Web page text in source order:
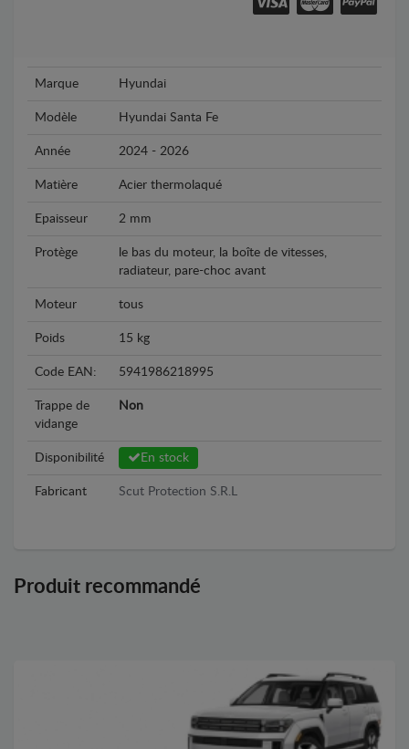
Marque Hyundai
Modèle Hyundai Santa Fe
Année 2024 - 2026
Matière Acier thermolaqué
Epaisseur 2 mm
Protège
le bas du moteur, la boîte de vitesses,
radiateur, pare-choc avant
Moteur tous
Poids 15 kg
Code EAN: 5941986218995
Trappe de
vidange
Non
Disponibilité En stock
Fabricant Scut Protection S.R.L
Produit recommandé